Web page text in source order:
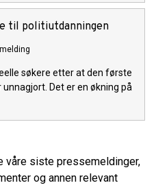
til politiutdanningen
søkere etter at den første
Det er en økning på
våre siste pressemeldinger,
og annen relevant